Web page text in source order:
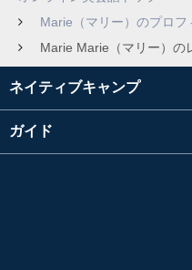
Marie（マリー）のプロフ
Marie Marie（マリー）の
ネイティブキャンプ
ガイド